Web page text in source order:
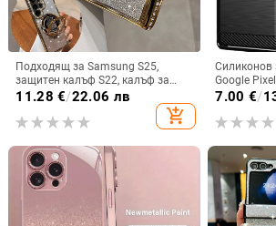
Подходящ за Samsung S25,
защитен калъф S22, калъф за
мобилен телефон Edge Drill, S24,
прозрачен магнитен държач със
стрази A56, брокат против
11.28 €/22.06 лв
add_shopping_cart
Силиконов
Google
съвместим
7.00 €/